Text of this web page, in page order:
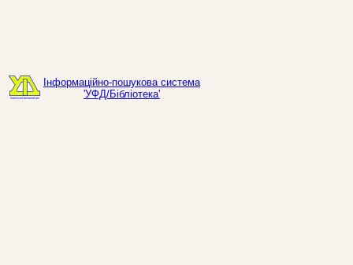
Інформаційно-пошукова система
'УФД/Бібліотека'